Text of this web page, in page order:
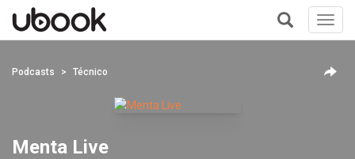
+
Podcasts Técnico
Menta Live